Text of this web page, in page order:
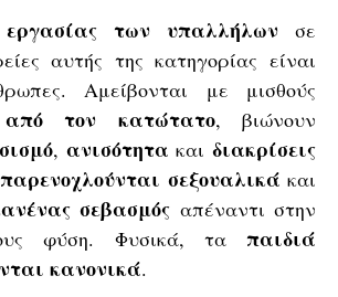
των υπαλλήλων σε
αυτής της κατηγορίας είναι
Αμείβονται με μισθούς
από τον κατώτατο, βιώνουν
, ανισότητα και διακρίσεις
παρενοχλούνται σεξουαλικά και
σεβασμός απέναντι στην
φύση. Φυσικά, τα παιδιά
κανονικά.